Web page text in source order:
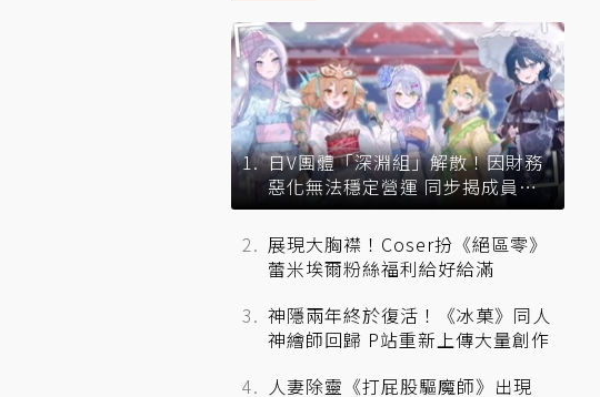
日V團體「深淵組」解散！因財務
惡化無法穩定營運 同步揭成員未
來去向
展現大胸襟！Coser扮《絕區零》
蕾米埃爾粉絲福利給好給滿
神隱兩年終於復活！《冰菓》同人
神繪師回歸 P站重新上傳大量創作
人妻除靈《打屁股驅魔師》出現